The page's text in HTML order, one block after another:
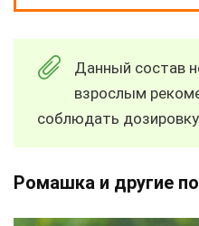
Данный состав
взрослым
соблюдать дозировку.
Ромашка и другие